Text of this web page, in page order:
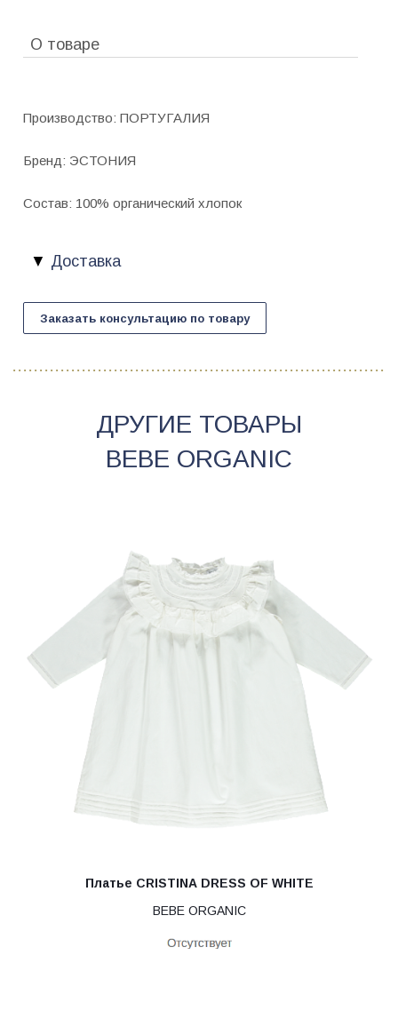
О товаре
Производство: ПОРТУГАЛИЯ
Бренд: ЭСТОНИЯ
Состав: 100% органический хлопок
Доставка
Заказать консультацию по товару
ДРУГИЕ ТОВАРЫ
BEBE ORGANIC
Платье CRISTINA DRESS OF WHITE
BEBE ORGANIC